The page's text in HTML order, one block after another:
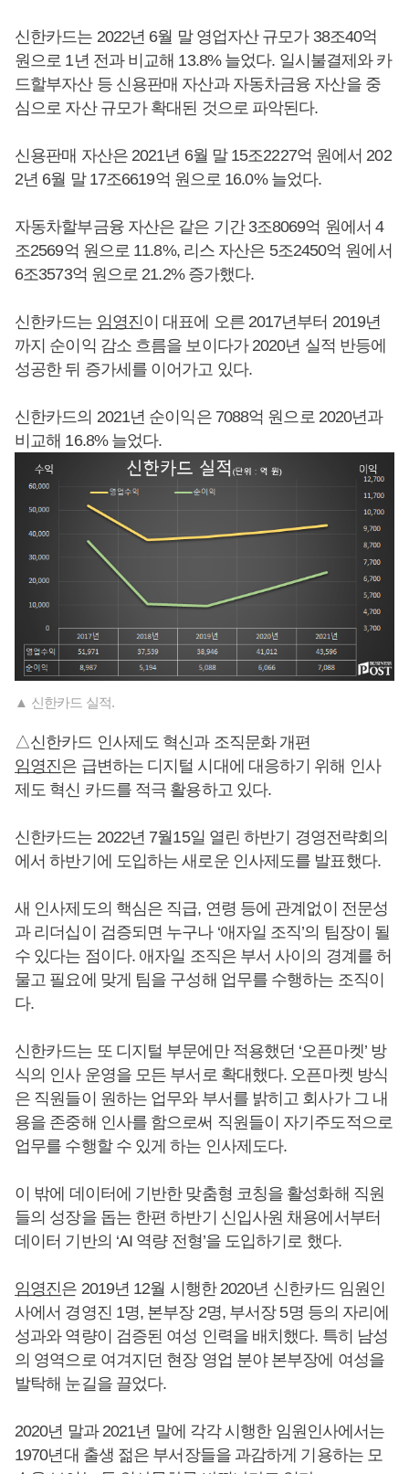
신한카드는 2022년 6월 말 영업자산 규모가 38조40억
원으로 1년 전과 비교해 13.8% 늘었다. 일시불결제와 카
드할부자산 등 신용판매 자산과 자동차금융 자산을 중
심으로 자산 규모가 확대된 것으로 파악된다.
신용판매 자산은 2021년 6월 말 15조2227억 원에서 202
2년 6월 말 17조6619억 원으로 16.0% 늘었다.
자동차할부금융 자산은 같은 기간 3조8069억 원에서 4
조2569억 원으로 11.8%, 리스 자산은 5조2450억 원에서
6조3573억 원으로 21.2% 증가했다.
신한카드는 임영진이 대표에 오른 2017년부터 2019년
까지 순이익 감소 흐름을 보이다가 2020년 실적 반등에
성공한 뒤 증가세를 이어가고 있다.
신한카드의 2021년 순이익은 7088억 원으로 2020년과
비교해 16.8% 늘었다.
▲ 신한카드 실적.
△신한카드 인사제도 혁신과 조직문화 개편
임영진은 급변하는 디지털 시대에 대응하기 위해 인사
제도 혁신 카드를 적극 활용하고 있다.
신한카드는 2022년 7월15일 열린 하반기 경영전략회의
에서 하반기에 도입하는 새로운 인사제도를 발표했다.
새 인사제도의 핵심은 직급, 연령 등에 관계없이 전문성
과 리더십이 검증되면 누구나 ‘애자일 조직’의 팀장이 될
수 있다는 점이다. 애자일 조직은 부서 사이의 경계를 허
물고 필요에 맞게 팀을 구성해 업무를 수행하는 조직이
다.
신한카드는 또 디지털 부문에만 적용했던 ‘오픈마켓’ 방
식의 인사 운영을 모든 부서로 확대했다. 오픈마켓 방식
은 직원들이 원하는 업무와 부서를 밝히고 회사가 그 내
용을 존중해 인사를 함으로써 직원들이 자기주도적으로
업무를 수행할 수 있게 하는 인사제도다.
이 밖에 데이터에 기반한 맞춤형 코칭을 활성화해 직원
들의 성장을 돕는 한편 하반기 신입사원 채용에서부터
데이터 기반의 ‘AI 역량 전형’을 도입하기로 했다.
임영진은 2019년 12월 시행한 2020년 신한카드 임원인
사에서 경영진 1명, 본부장 2명, 부서장 5명 등의 자리에
성과와 역량이 검증된 여성 인력을 배치했다. 특히 남성
의 영역으로 여겨지던 현장 영업 분야 본부장에 여성을
발탁해 눈길을 끌었다.
2020년 말과 2021년 말에 각각 시행한 임원인사에서는
1970년대 출생 젊은 부서장들을 과감하게 기용하는 모